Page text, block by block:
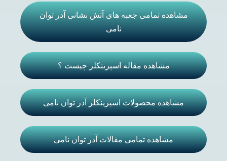
مشاهده تمامی جعبه های آتش نشانی آدر توان
نامی
مشاهده مقاله اسپرینکلر چیست ؟
مشاهده محصولات اسپرینکلر آدر توان نامی
مشاهده تمامی مقالات آدر توان نامی